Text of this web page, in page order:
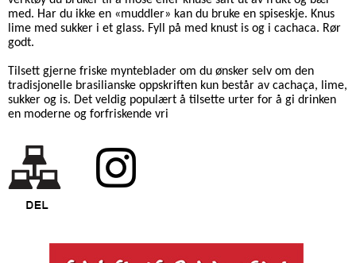
med. Har du ikke en «muddler» kan du bruke en spiseskje. Knus
lime med sukker i et glass. Fyll på med knust is og i cachaca. Rør
godt.
Tilsett gjerne friske mynteblader om du ønsker selv om den
tradisjonelle brasilianske oppskriften kun består av cachaça, lime,
sukker og is. Det veldig populært å tilsette urter for å gi drinken
en moderne og forfriskende vri